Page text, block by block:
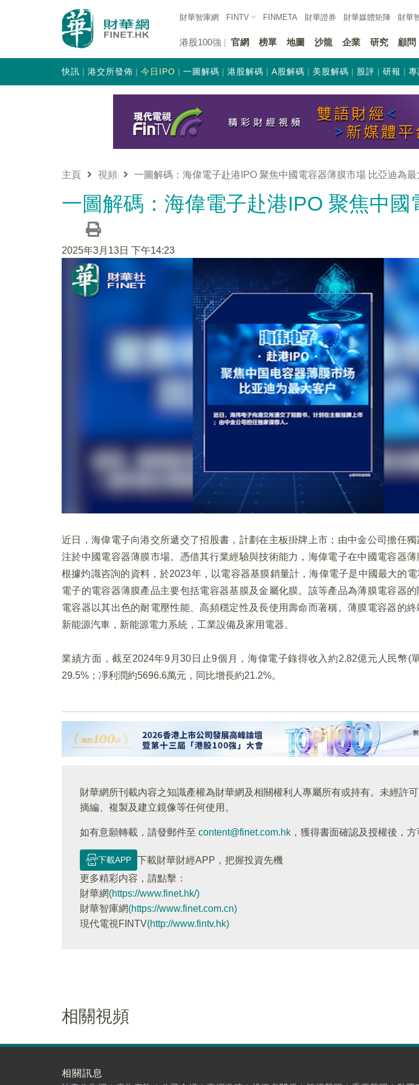
財華智庫網 FINTV FINMETA 財華證券 財華媒體矩陣 財華
港股100強 官網 榜單 地圖 沙龍 企業 研究 顧問
快訊 港交所發佈 今日IPO 一圖解碼 港股解碼 A股解碼 美股解碼 股評 研報
主頁 視頻 一圖解碼：海偉電子赴港IPO 聚焦中國電容器薄膜市場 比亞迪為最
一圖解碼：海偉電子赴港IPO 聚焦中
2025年3月13日 下午14:23
近日，海偉電子向港交所遞交了招股書，計劃在主板掛牌上市；由中金公司擔任
注於中國電容器薄膜市場。憑借其行業經驗與技術能力，海偉電子在中國電容器薄
根據灼識咨詢的資料，於2023年，以電容器基膜銷量計，海偉電子是中國最大的
電子的電容器薄膜產品主要包括電容器基膜及金屬化膜。該等產品為薄膜電容器
電容器以其出色的耐電壓性能、高頻穩定性及長使用壽命而著稱。薄膜電容器的
新能源汽車，新能源電力系統，工業設備及家用電器。
業績方面，截至2024年9月30日止9個月，海偉電子錄得收入約2.82億元人民幣(
29.5%；凈利潤約5696.6萬元，同比增長約21.2%。
財華網所刊載內容之知識產權為財華網及相關權利人專屬所有或持有。未經許可
摘編、複製及建立鏡像等任何使用。
如有意願轉載，請發郵件至 content@finet.com.hk ，獲得書面確認及授權後，方
下載APP
下載財華財經APP，把握投資先機
更多精彩内容，請點擊：
財華網(https://www.finet.hk/)
財華智庫網(https://www.finet.com.cn)
現代電視FINTV(http://www.fintv.hk)
相關視頻
相關訊息